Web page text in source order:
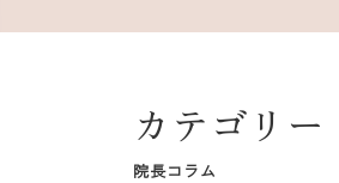
カテゴリー
院長コラム